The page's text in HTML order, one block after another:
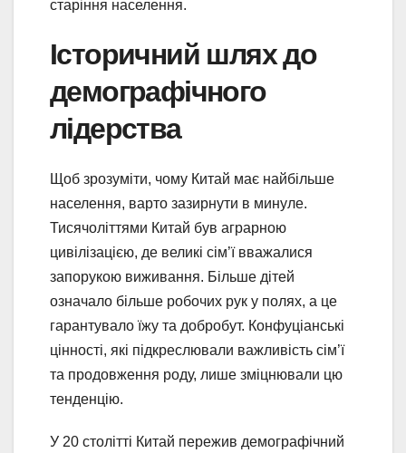
старіння населення.
Історичний шлях до
демографічного
лідерства
Щоб зрозуміти, чому Китай має найбільше
населення, варто зазирнути в минуле.
Тисячоліттями Китай був аграрною
цивілізацією, де великі сім’ї вважалися
запорукою виживання. Більше дітей
означало більше робочих рук у полях, а це
гарантувало їжу та добробут. Конфуціанські
цінності, які підкреслювали важливість сім’ї
та продовження роду, лише зміцнювали цю
тенденцію.
У 20 столітті Китай пережив демографічний